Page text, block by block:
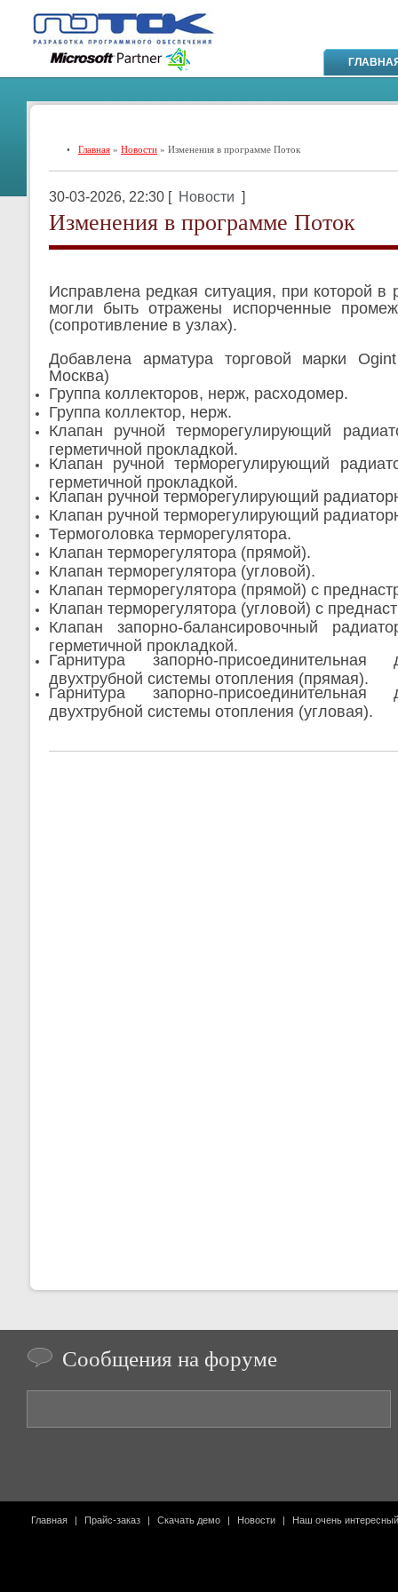
• Главная » Новости » Изменения в программе Поток
30-03-2026, 22:30 [ Новости ]
Изменения в программе Поток
Исправлена редкая ситуация, при которой в
могли быть отражены испорченные
(сопротивление в узлах).
Добавлена арматура торговой марки
Москва)
Группа коллекторов, нерж, расходомер.
Группа коллектор, нерж.
Клапан ручной терморегулирующий
герметичной прокладкой.
Клапан ручной терморегулирующий
герметичной прокладкой.
Клапан ручной терморегулирующий
Клапан ручной терморегулирующий
Термоголовка терморегулятора.
Клапан терморегулятора (прямой).
Клапан терморегулятора (угловой).
Клапан терморегулятора (прямой) с
Клапан терморегулятора (угловой) с
Клапан запорно-балансировочный
герметичной прокладкой.
Гарнитура запорно-
двухтрубной системы отопления (прямая).
Гарнитура запорно-
двухтрубной системы отопления (угловая).
Сообщения на форуме
Главная | Прайс-заказ | Скачать демо | Новости | Наш очень